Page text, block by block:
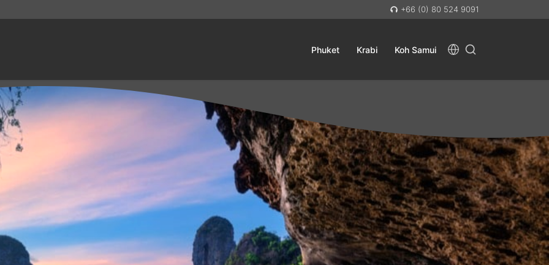
+66 (0) 80 524 9091
Phuket Krabi Koh Samui